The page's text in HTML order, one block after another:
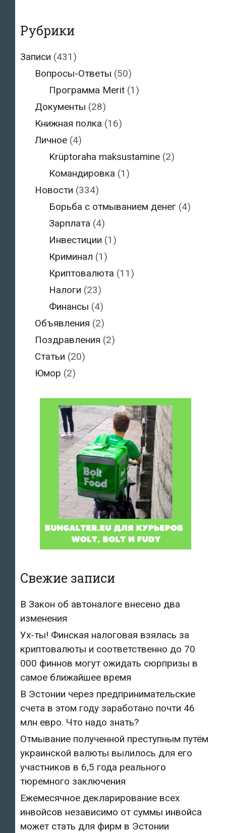
Рубрики
Записи (431)
Вопросы-Ответы (50)
Программа Merit (1)
Документы (28)
Книжная полка (16)
Личное(4)
Krüptoraha maksustamine (2)
Командировка (1)
Новости (334)
Борьба с отмыванием денег (4)
Зарплата (4)
Инвестиции (1)
Криминал (1)
Криптовалюта (11)
Налоги (23)
Финансы (4)
Объявления (2)
Поздравления (2)
Статьи (20)
Юмор (2)
Свежие записи
В Закон об автоналоге внесено два
изменения
Ух-ты! Финская налоговая взялась за
криптовалюты и соответственно до 70
000 финнов могут ожидать сюрпризы в
самое ближайшее время
В Эстонии через предпринимательские
счета в этом году заработано почти 46
млн евро. Что надо знать?
Отмывание полученной преступным путём
украинской валюты вылилось для его
участников в 6,5 года реального
тюремного заключения
Ежемесячное декларирование всех
инвойсов независимо от суммы инвойса
может стать для фирм в Эстонии